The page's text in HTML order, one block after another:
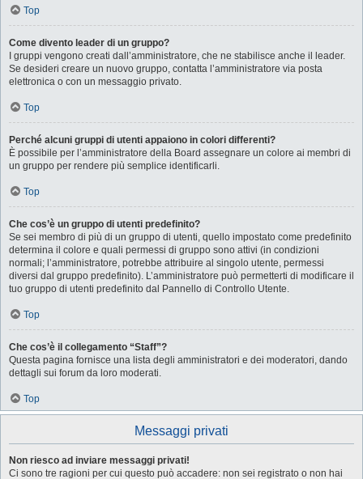
Top
Come divento leader di un gruppo?
I gruppi vengono creati dall’amministratore, che ne stabilisce anche il leader.
Se desideri creare un nuovo gruppo, contatta l’amministratore via posta
elettronica o con un messaggio privato.
Top
Perché alcuni gruppi di utenti appaiono in colori differenti?
È possibile per l’amministratore della Board assegnare un colore ai membri di
un gruppo per rendere più semplice identificarli.
Top
Che cos’è un gruppo di utenti predefinito?
Se sei membro di più di un gruppo di utenti, quello impostato come predefinito
determina il colore e quali permessi di gruppo sono attivi (in condizioni
normali; l’amministratore, potrebbe attribuire al singolo utente, permessi
diversi dal gruppo predefinito). L’amministratore può permetterti di modificare il
tuo gruppo di utenti predefinito dal Pannello di Controllo Utente.
Top
Che cos’è il collegamento “Staff”?
Questa pagina fornisce una lista degli amministratori e dei moderatori, dando
dettagli sui forum da loro moderati.
Top
Messaggi privati
Non riesco ad inviare messaggi privati!
Ci sono tre ragioni per cui questo può accadere: non sei registrato o non hai